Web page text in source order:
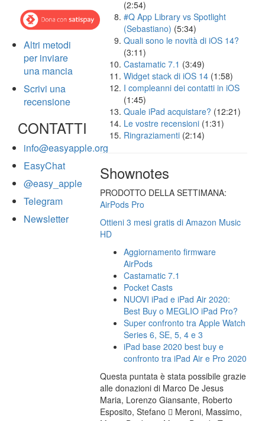
Altri metodi
per inviare
una mancia
Scrivi una
recensione
CONTATTI
info@easyapple.org
EasyChat
@easy_apple
Telegram
Newsletter
(2:54)
#Q App Library vs Spotlight
(Sebastiano) (5:34)
Quali sono le novità di iOS 14?
(3:11)
Castamatic 7.1 (3:49)
Widget stack di iOS 14 (1:58)
I compleanni dei contatti in iOS
(1:45)
Quale iPad acquistare? (12:21)
Le vostre recensioni (1:31)
Ringraziamenti (2:14)
Shownotes
PRODOTTO DELLA SETTIMANA:
AirPods Pro
Ottieni 3 mesi gratis di Amazon Music
HD
Aggiornamento firmware
AirPods
Castamatic 7.1
Pocket Casts
NUOVI iPad e iPad Air 2020:
Best Buy o MEGLIO iPad Pro?
Super confronto tra Apple Watch
Series 6, SE, 5, 4 e 3
iPad base 2020 best buy e
confronto tra iPad Air e Pro 2020
Questa puntata è stata possibile grazie
alle donazioni di Marco De Jesus
Maria, Lorenzo Giansante, Roberto
Esposito, Stefano  Meroni, Massimo,